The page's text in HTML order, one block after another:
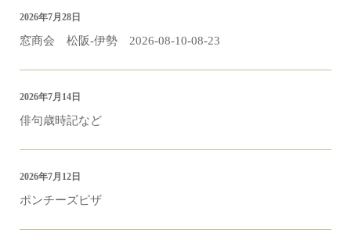
窓商会 松阪-伊勢 2026-08-10-08-23
2026年7月28日
俳句歳時記など
2026年7月14日
ポンチーズピザ
2026年7月12日